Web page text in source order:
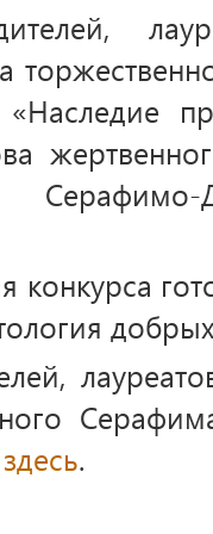
Серафимо-
конкурса
здесь.